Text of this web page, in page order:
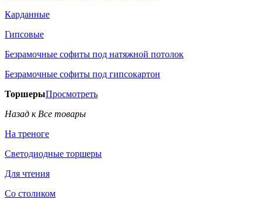
Карданные
Гипсовые
Безрамочные софиты под натяжной потолок
Безрамочные софиты под гипсокартон
ТоршерыПросмотреть
Назад к Все товары
На треноге
Светодиодные торшеры
Для чтения
Со столиком